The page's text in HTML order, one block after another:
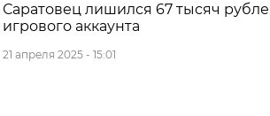
Саратовец лишился 67 тысяч
игрового аккаунта
21 апреля 2025 - 15:01